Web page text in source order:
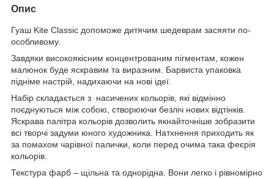
Опис
Гуаш Kite Classic допоможе дитячим шедеврам засяяти по-
особливому.
Завдяки високоякісним концентрованим пігментам, кожен
малюнок буде яскравим та виразним. Барвиста упаковка
підніме настрій, надихаючи на нові ідеї.
Набір складається з насичених кольорів, які відмінно
поєднуються між собою, створюючи безліч нових відтінків.
Яскрава палітра кольорів дозволить якнайточніше зобразити
всі творчі задуми юного художника. Натхнення приходить як
за помахом чарівної палички, коли перед очима така феєрія
кольорів.
Текстура фарб – щільна та однорідна. Вони легко і рівномірно